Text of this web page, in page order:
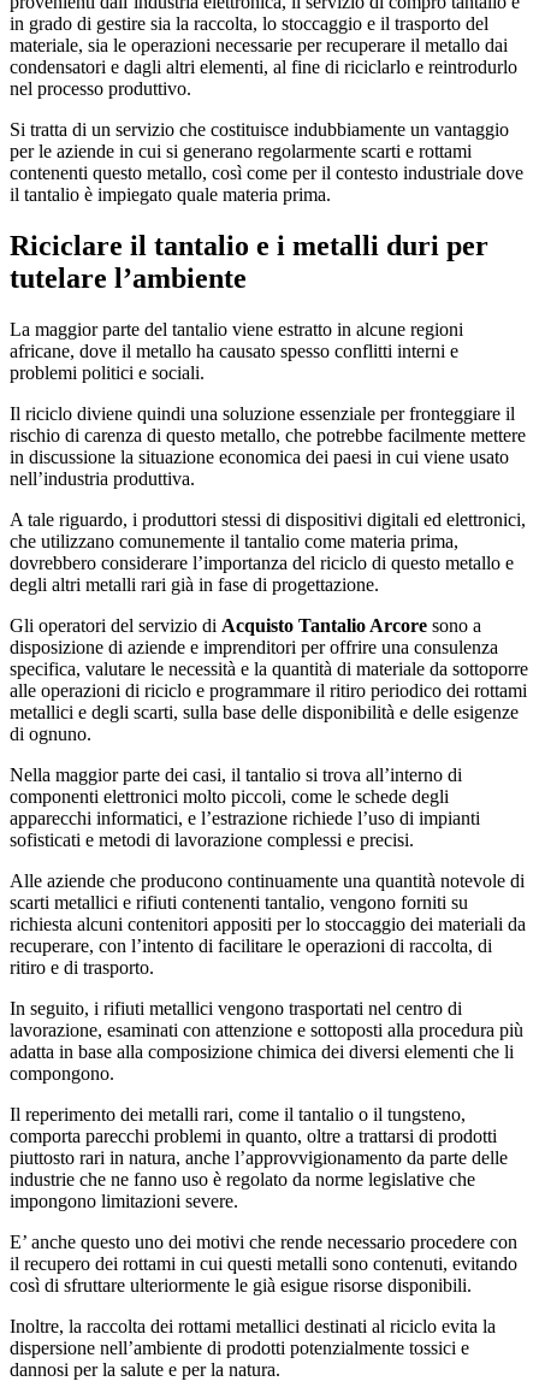
in grado di gestire sia la raccolta, lo stoccaggio e il trasporto del
materiale, sia le operazioni necessarie per recuperare il metallo dai
condensatori e dagli altri elementi, al fine di riciclarlo e reintrodurlo
nel processo produttivo.
Si tratta di un servizio che costituisce indubbiamente un vantaggio
per le aziende in cui si generano regolarmente scarti e rottami
contenenti questo metallo, così come per il contesto industriale dove
il tantalio è impiegato quale materia prima.
Riciclare il tantalio e i metalli duri per
tutelare l’ambiente
La maggior parte del tantalio viene estratto in alcune regioni
africane, dove il metallo ha causato spesso conflitti interni e
problemi politici e sociali.
Il riciclo diviene quindi una soluzione essenziale per fronteggiare il
rischio di carenza di questo metallo, che potrebbe facilmente mettere
in discussione la situazione economica dei paesi in cui viene usato
nell’industria produttiva.
A tale riguardo, i produttori stessi di dispositivi digitali ed elettronici,
che utilizzano comunemente il tantalio come materia prima,
dovrebbero considerare l’importanza del riciclo di questo metallo e
degli altri metalli rari già in fase di progettazione.
Gli operatori del servizio di Acquisto Tantalio Arcore sono a
disposizione di aziende e imprenditori per offrire una consulenza
specifica, valutare le necessità e la quantità di materiale da sottoporre
alle operazioni di riciclo e programmare il ritiro periodico dei rottami
metallici e degli scarti, sulla base delle disponibilità e delle esigenze
di ognuno.
Nella maggior parte dei casi, il tantalio si trova all’interno di
componenti elettronici molto piccoli, come le schede degli
apparecchi informatici, e l’estrazione richiede l’uso di impianti
sofisticati e metodi di lavorazione complessi e precisi.
Alle aziende che producono continuamente una quantità notevole di
scarti metallici e rifiuti contenenti tantalio, vengono forniti su
richiesta alcuni contenitori appositi per lo stoccaggio dei materiali da
recuperare, con l’intento di facilitare le operazioni di raccolta, di
ritiro e di trasporto.
In seguito, i rifiuti metallici vengono trasportati nel centro di
lavorazione, esaminati con attenzione e sottoposti alla procedura più
adatta in base alla composizione chimica dei diversi elementi che li
compongono.
Il reperimento dei metalli rari, come il tantalio o il tungsteno,
comporta parecchi problemi in quanto, oltre a trattarsi di prodotti
piuttosto rari in natura, anche l’approvvigionamento da parte delle
industrie che ne fanno uso è regolato da norme legislative che
impongono limitazioni severe.
E’ anche questo uno dei motivi che rende necessario procedere con
il recupero dei rottami in cui questi metalli sono contenuti, evitando
così di sfruttare ulteriormente le già esigue risorse disponibili.
Inoltre, la raccolta dei rottami metallici destinati al riciclo evita la
dispersione nell’ambiente di prodotti potenzialmente tossici e
dannosi per la salute e per la natura.